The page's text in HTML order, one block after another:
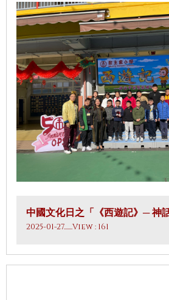
中國文化日之「《西遊記》─ 神
2025-01-27.......View : 161